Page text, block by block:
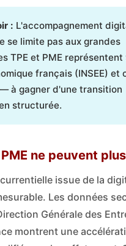
: L'accompagnement
se limite pas aux grandes
TPE et PME représentent
français (INSEE) et
à gagner d'une transition
structurée.
ne peuvent
issue de la
Les données
Générale des
montrent une